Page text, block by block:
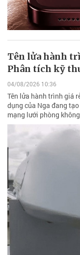
Tên lửa hành
Phân tích kỹ
04/08/2026 10:36
Tên lửa hành trình giá
dụng của Nga đang
mạng lưới phòng